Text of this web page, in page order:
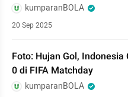
kumparanBOLA
20 Sep 2025
Foto: Hujan Gol, Indonesia
0 di FIFA Matchday
kumparanBOLA